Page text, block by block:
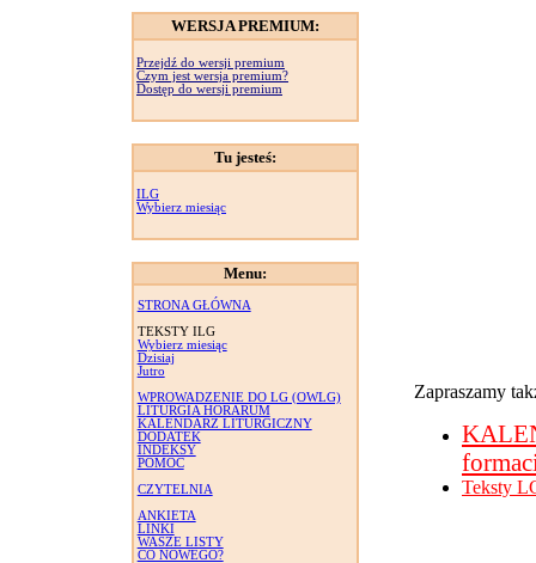
WERSJA PREMIUM:
Przejdź do wersji premium
Czym jest wersja premium?
Dostęp do wersji premium
Tu jesteś:
ILG
Wybierz miesiąc
Menu:
STRONA GŁÓWNA
TEKSTY ILG
Wybierz miesiąc
Dzisiaj
Jutro
WPROWADZENIE DO LG (OWLG)
LITURGIA HORARUM
KALENDARZ LITURGICZNY
DODATEK
INDEKSY
POMOC
CZYTELNIA
ANKIETA
LINKI
WASZE LISTY
CO NOWEGO?
Zapraszamy
Teksty